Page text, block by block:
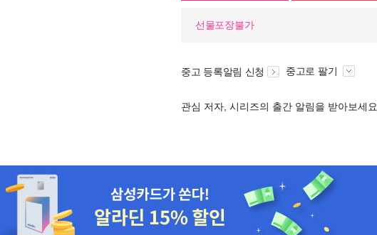
선물포장불가
중고 등록알림 신청 중고로 팔기
관심 저자, 시리즈의 출간 알림을 받아보세요